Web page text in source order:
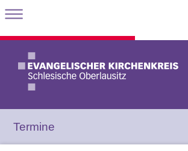
Termine